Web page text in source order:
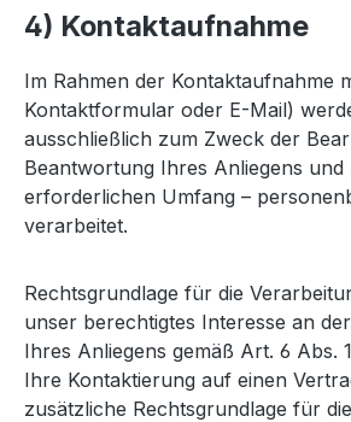
4) Kontaktaufnahme
Im Rahmen der Kontaktaufnahme
Kontaktformular oder E-Mail)
ausschließlich zum Zweck der
Beantwortung Ihres Anliegens
erforderlichen Umfang –
verarbeitet.
Rechtsgrundlage für die
unser berechtigtes Interesse an
Ihres Anliegens gemäß Art. 6 Abs.
Ihre Kontaktierung auf einen
zusätzliche Rechtsgrundlage für